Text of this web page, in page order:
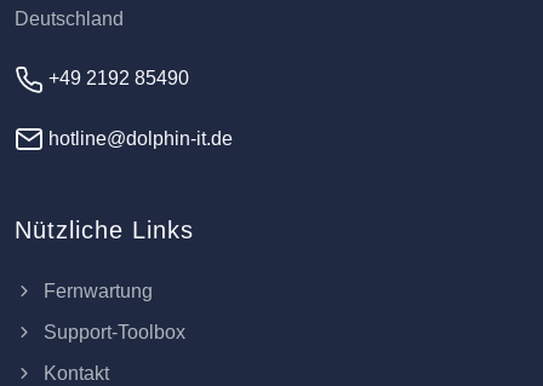
Deutschland
+49 2192 85490
hotline@dolphin-it.de
Nützliche Links
Fernwartung
Support-Toolbox
Kontakt